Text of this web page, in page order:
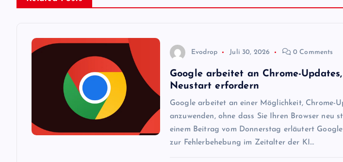
a
Evodrop Juli 30, 2026 0 Comments
Google arbeitet an Chrome-
Neustart erfordern
Google arbeitet an einer Möglichkeit, Chrome-
anzuwenden, ohne dass Sie Ihren Browser neu
einem Beitrag vom Donnerstag erläutert
zur Fehlerbehebung im Zeitalter der KI…